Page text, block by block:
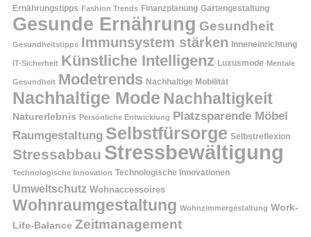
Ernährungstipps Fashion Trends Finanzplanung Gartengestaltung
Gesunde Ernährung Gesundheit
Gesundheitstipps Immunsystem stärken Inneneinrichtung
IT-Sicherheit Künstliche Intelligenz Luxusmode Mentale
Gesundheit Modetrends Nachhaltige Mobilität
Nachhaltige Mode Nachhaltigkeit
Naturerlebnis Persönliche Entwicklung Platzsparende Möbel
Raumgestaltung Selbstfürsorge Selbstreflexion
Stressabbau Stressbewältigung
Technologische Innovation Technologische Innovationen
Umweltschutz Wohnaccessoires
Wohnraumgestaltung Wohnzimmergestaltung Work-
Life-Balance Zeitmanagement